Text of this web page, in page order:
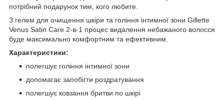
потрібний подарунок тим, кого любите.
З гелем для очищення шкіри та гоління інтимної зони Gillette
Venus Satin Care 2-в-1 процес видалення небажаного волосся
буде максимально комфортним та ефективним.
Характеристики:
полегшує гоління інтимної зони
допомагає запобігти роздратування
полегшує ковзання бритви по шкірі